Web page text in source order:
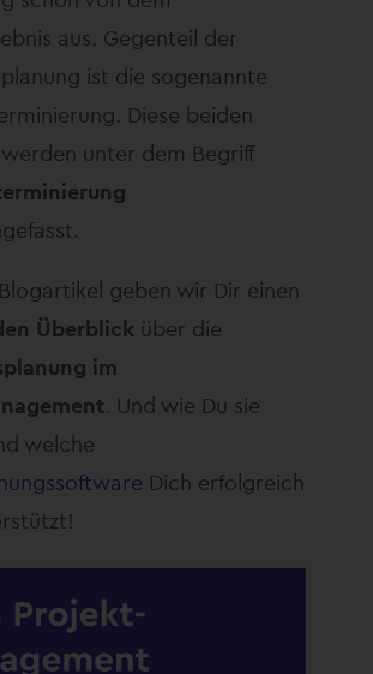
aus. Gegenteil der
ist die sogenannte
Diese beiden
unter dem Begriff
geben wir Dir einen
Überblick über die
im
. Und wie Du sie
welche
Dich erfolgreich